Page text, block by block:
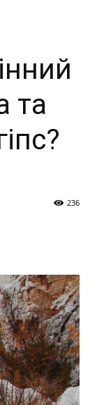
та
236